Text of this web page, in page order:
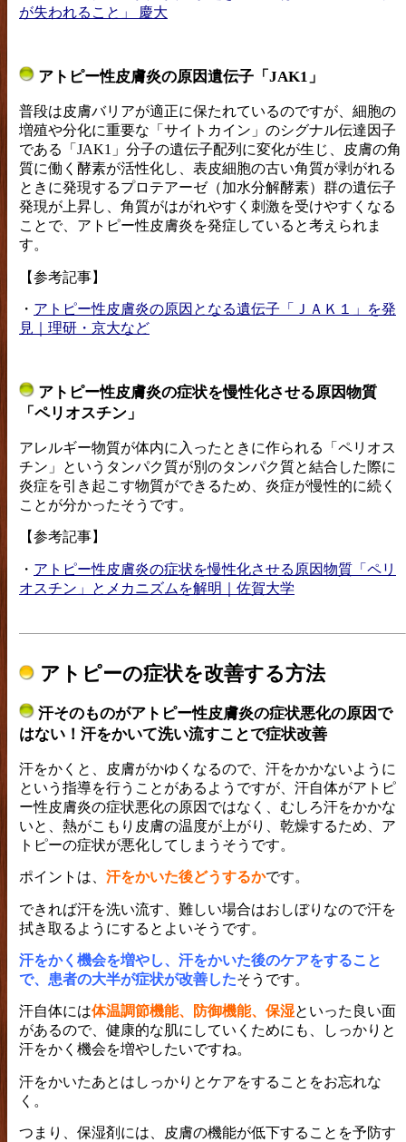
が失われること」 慶大
アトピー性皮膚炎の原因遺伝子「JAK1」
普段は皮膚バリアが適正に保たれているのですが、細胞の
増殖や分化に重要な「サイトカイン」のシグナル伝達因子
である「JAK1」分子の遺伝子配列に変化が生じ、皮膚の角
質に働く酵素が活性化し、表皮細胞の古い角質が剥がれる
ときに発現するプロテアーゼ（加水分解酵素）群の遺伝子
発現が上昇し、角質がはがれやすく刺激を受けやすくなる
ことで、アトピー性皮膚炎を発症していると考えられま
す。
【参考記事】
・ アトピー性皮膚炎の原因となる遺伝子「ＪＡＫ１」を発
見｜理研・京大など
アトピー性皮膚炎の症状を慢性化させる原因物質
「ペリオスチン」
アレルギー物質が体内に入ったときに作られる「ペリオス
チン」というタンパク質が別のタンパク質と結合した際に
炎症を引き起こす物質ができるため、炎症が慢性的に続く
ことが分かったそうです。
【参考記事】
・ アトピー性皮膚炎の症状を慢性化させる原因物質「ペリ
オスチン」とメカニズムを解明｜佐賀大学
アトピーの症状を改善する方法
汗そのものがアトピー性皮膚炎の症状悪化の原因で
はない！汗をかいて洗い流すことで症状改善
汗をかくと、皮膚がかゆくなるので、汗をかかないように
という指導を行うことがあるようですが、汗自体がアトピ
ー性皮膚炎の症状悪化の原因ではなく、むしろ汗をかかな
いと、熱がこもり皮膚の温度が上がり、乾燥するため、ア
トピーの症状が悪化してしまうそうです。
ポイントは、 汗をかいた後どうするかです。
できれば汗を洗い流す、難しい場合はおしぼりなので汗を
拭き取るようにするとよいそうです。
汗をかく機会を増やし、汗をかいた後のケアをすること
で、患者の大半が症状が改善したそうです。
汗自体には体温調節機能、防御機能、保湿といった良い面
があるので、健康的な肌にしていくためにも、しっかりと
汗をかく機会を増やしたいですね。
汗をかいたあとはしっかりとケアをすることをお忘れな
く。
つまり、保湿剤には、皮膚の機能が低下することを予防す